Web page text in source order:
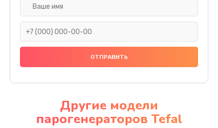
Другие модели
парогенераторов Tefal